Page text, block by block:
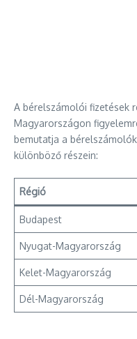
A bérelszámolói fizetések
Magyarországon
bemutatja a
különböző részein:
Régió
Budapest
Nyugat-Magyarország
Kelet-Magyarország
Dél-Magyarország